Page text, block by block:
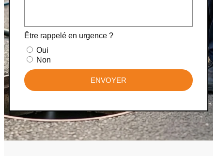
Être rappelé en urgence ?
Oui
Non
ENVOYER